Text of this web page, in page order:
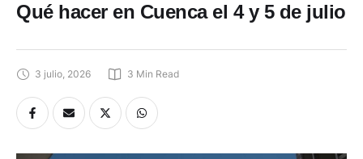
Qué hacer en Cuenca el 4 y 5 de julio
3 julio, 2026 3 Min Read